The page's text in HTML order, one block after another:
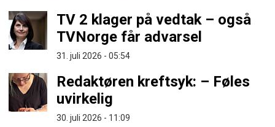
TV 2 klager på vedtak – også
TVNorge får advarsel
31. juli 2026 - 05:54
Redaktøren kreftsyk: – Føles
uvirkelig
30. juli 2026 - 11:09